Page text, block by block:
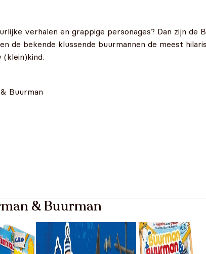
verhalen en grappige personages? Dan zijn de
de bekende klussende buurmannen de meest
Buurman
& Buurman